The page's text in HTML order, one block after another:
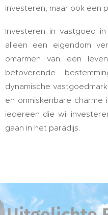
investeren, maar ook een
Investeren in vastgoed
alleen een eigendom
omarmen van een
betoverende
dynamische
en onmiskenbare charme
iedereen die wil
gaan in het paradijs.